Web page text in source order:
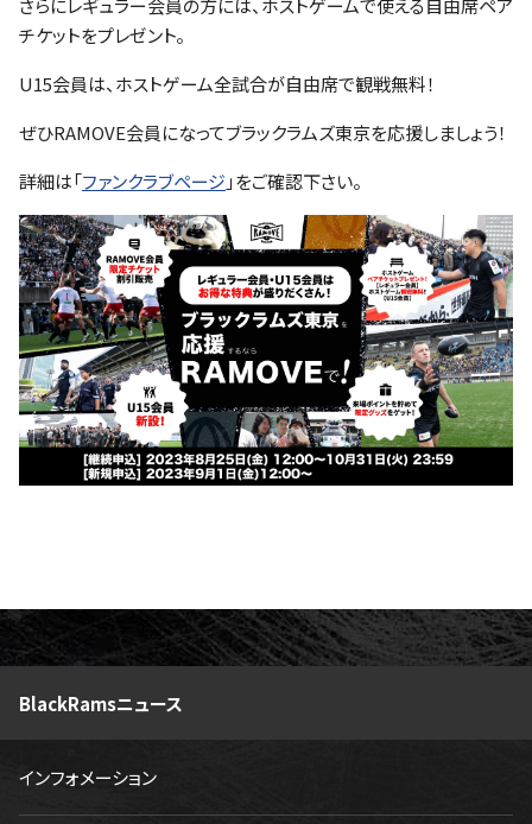
さらにレギュラー会員の方には、ホストゲームで使える自由席ペア
チケットをプレゼント。
U15会員は、ホストゲーム全試合が自由席で観戦無料！
ぜひRAMOVE会員になってブラックラムズ東京を応援しましょう！
詳細は「ファンクラブページ 」をご確認下さい。
BlackRamsニュース
インフォメーション